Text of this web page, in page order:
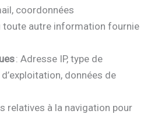
coordonnées
toute autre information fournie
: Adresse IP, type de
données de
relatives à la navigation pour